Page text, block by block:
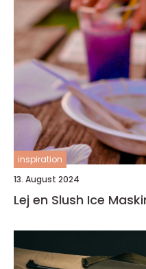
inspiration
13. August 2024
Lej en Slush Ice